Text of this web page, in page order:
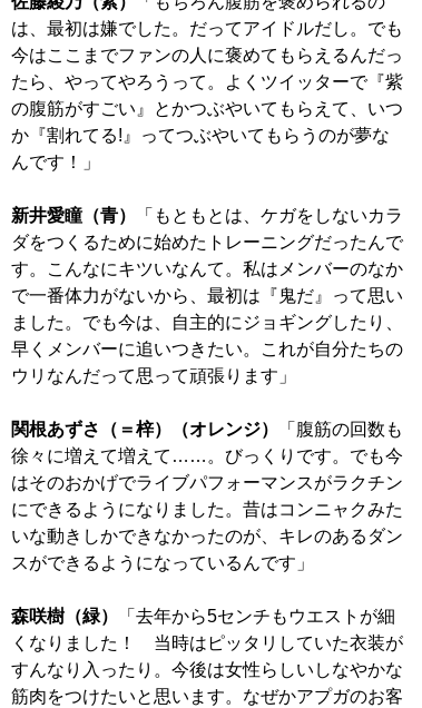
は、最初は嫌でした。だってアイドルだし。でも
今はここまでファンの人に褒めてもらえるんだっ
たら、やってやろうって。よくツイッターで『紫
の腹筋がすごい』とかつぶやいてもらえて、いつ
か『割れてる!』ってつぶやいてもらうのが夢な
んです！」
新井愛瞳（青）
「もともとは、ケガをしないカラ
ダをつくるために始めたトレーニングだったんで
す。こんなにキツいなんて。私はメンバーのなか
で一番体力がないから、最初は『鬼だ』って思い
ました。でも今は、自主的にジョギングしたり、
早くメンバーに追いつきたい。これが自分たちの
ウリなんだって思って頑張ります」
関根あずさ（＝梓）（オレンジ）
「腹筋の回数も
徐々に増えて増えて……。びっくりです。でも今
はそのおかげでライブパフォーマンスがラクチン
にできるようになりました。昔はコンニャクみた
いな動きしかできなかったのが、キレのあるダン
スができるようになっているんです」
森咲樹（緑）
「去年から5センチもウエストが細
くなりました！ 当時はピッタリしていた衣装が
すんなり入ったり。今後は女性らしいしなやかな
筋肉をつけたいと思います。なぜかアプガのお客